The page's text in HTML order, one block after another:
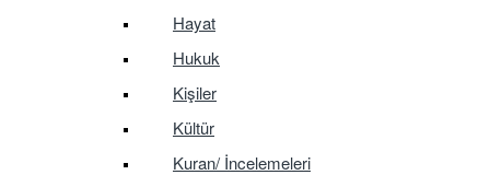
Hayat
Hukuk
Kişiler
Kültür
Kuran/ İncelemeleri